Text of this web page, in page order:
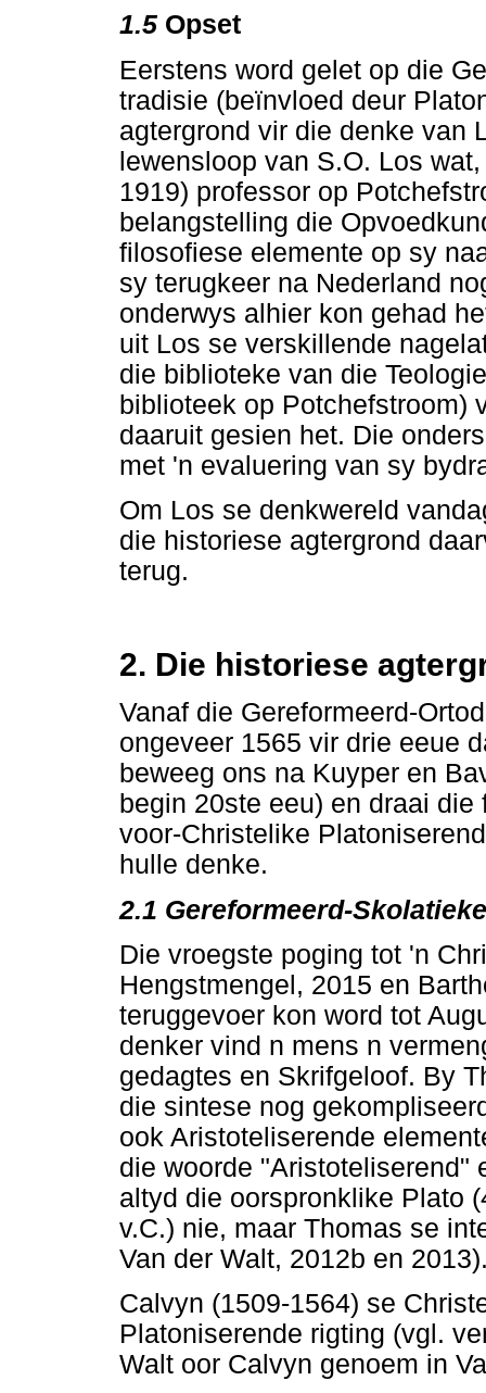
1.5 Opset
Eerstens word gelet op die
tradisie (beïnvloed deur
agtergrond vir die denke van
lewensloop van S.O. Los
1919) professor op
belangstelling die
filosofiese elemente op sy
sy terugkeer na Nederland
onderwys alhier kon gehad
uit Los se verskillende
die biblioteke van die
biblioteek op Potchefstroom)
daaruit gesien het. Die
met 'n evaluering van sy
Om Los se denkwereld
die historiese agtergrond
terug.
2. Die historiese
Vanaf die Gereformeerd-
ongeveer 1565 vir drie eeue
beweeg ons na Kuyper en
begin 20ste eeu) en draai
voor-Christelike
hulle denke.
2.1 Gereformeerd-
Die vroegste poging tot 'n
Hengstmengel, 2015 en
teruggevoer kon word tot
denker vind n mens n
gedagtes en Skrifgeloof. By
die sintese nog
ook Aristoteliserende
die woorde "Aristoteliserend"
altyd die oorspronklike Plato
v.C.) nie, maar Thomas se
Van der Walt, 2012b en
Calvyn (1509-1564) se
Platoniserende rigting (vgl.
Walt oor Calvyn genoem in